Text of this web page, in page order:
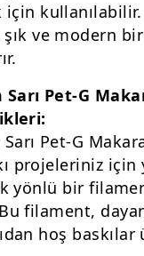
kullanılabilir.
ve modern
Sarı Pet-G
Pet-G
projeleriniz için
yönlü bir
filament,
hoş